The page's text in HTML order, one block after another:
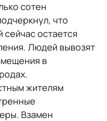
сотен
что
остается
Людей вывозят
в
жителям
Взамен